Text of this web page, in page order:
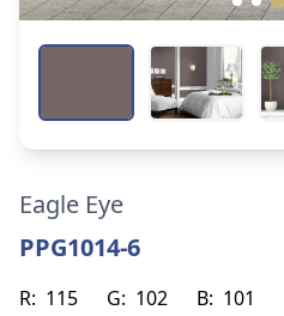
Eagle Eye
PPG1014-6
R: 115 G: 102 B: 101